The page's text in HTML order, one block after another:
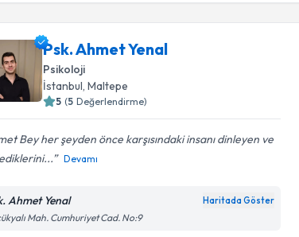
Psk. Ahmet Yenal
Psikoloji
İstanbul, Maltepe
5 (5 Değerlendirme)
Bey her şeyden önce karşısındaki insanı dinleyen ve
Devamı
Ahmet Yenal Haritada Göster
Mah. Cumhuriyet Cad. No:9